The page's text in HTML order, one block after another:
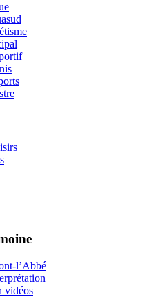
l’Abbé
vidéos